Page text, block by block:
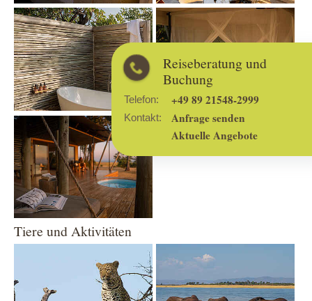
Reiseberatung und
Buchung
Telefon: +49 89 21548-2999
Kontakt:
Anfrage senden
Aktuelle Angebote
Show larger version Show larger version
Show larger version
Tiere und Aktivitäten